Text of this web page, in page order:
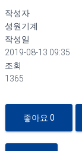
작성자
성원기계
작성일
2019-08-13 09:35
조회
1365
좋아요 0